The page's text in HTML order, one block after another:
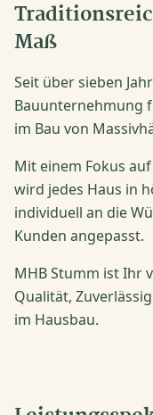
Maß
Seit über sieben
Bauunternehmung
im Bau von
Mit einem Fokus
wird jedes Haus in
individuell an die
Kunden angepasst.
MHB Stumm ist Ihr
Qualität,
im Hausbau.